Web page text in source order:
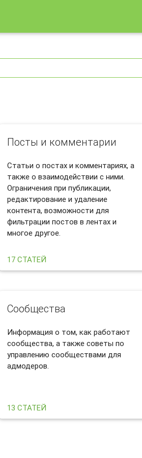
Посты и комментарии
Статьи о постах и комментариях, а
также о взаимодействии с ними.
Ограничения при публикации,
редактирование и удаление
контента, возможности для
фильтрации постов в лентах и
многое другое.
17 СТАТЕЙ
Сообщества
Информация о том, как работают
сообщества, а также советы по
управлению сообществами для
адмодеров.
13 СТАТЕЙ